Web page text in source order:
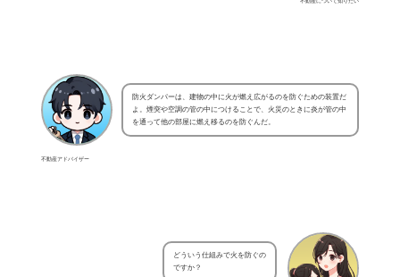
不動産アドバイザー
防火ダンパーは、建物の中に火が燃え広がるのを防ぐための装置だ
よ。煙突や空調の管の中につけることで、火災のときに炎が管の中
を通って他の部屋に燃え移るのを防ぐんだ。
どういう仕組みで火を防ぐの
ですか？